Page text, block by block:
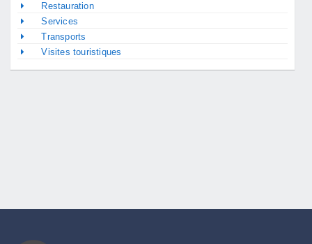
Restauration
Services
Transports
Visites touristiques